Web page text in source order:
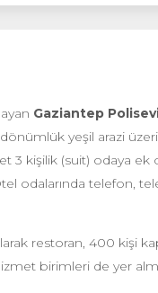
Gaziantep
yeşil arazi
3 kişilik (suit) odaya
odalarında telefon,
restoran, 400 kişi
birimleri de yer